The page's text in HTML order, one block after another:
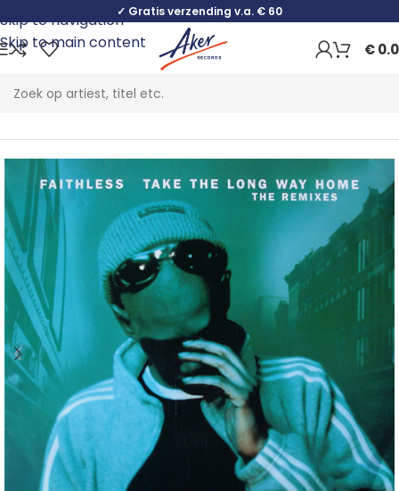
Skip to navigation
Skip to main content
✓ Gratis verzending v.a. € 60
€
Home Electronic